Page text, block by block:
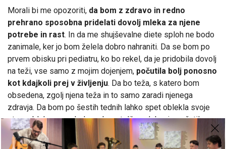
Morali bi me opozoriti, da bom z zdravo in redno
prehrano sposobna pridelati dovolj mleka za njene
potrebe in rast. In da me shujševalne diete sploh ne bodo
zanimale, ker jo bom želela dobro nahraniti. Da se bom po
prvem obisku pri pediatru, ko bo rekel, da je pridobila dovolj
na teži, vse samo z mojim dojenjem, počutila bolj ponosno
kot kdajkoli prej v življenju. Da bo teža, s katero bom
obsedena, zgolj njena teža in to samo zaradi njenega
zdravja. Da bom po šestih tednih lahko spet oblekla svoje
stare obleke, ampak da se bom toliko udobneje počutila v
pajkicah, da mi bo za stare kavbojke popolnoma vseeno.
Da
mi bo mož večkrat rekel, da sem sexy
. In to prepričljivo.